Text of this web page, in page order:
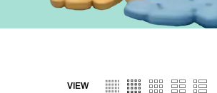
VIEW